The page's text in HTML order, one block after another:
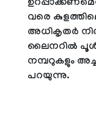
വരെ
അധികൃതര്‍
ലൈനറില്‍
നമ്പറുകളും
പറയുന്നു.